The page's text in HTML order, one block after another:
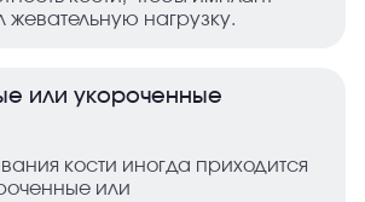
нагрузку.
или укороченные
кости иногда приходится
или